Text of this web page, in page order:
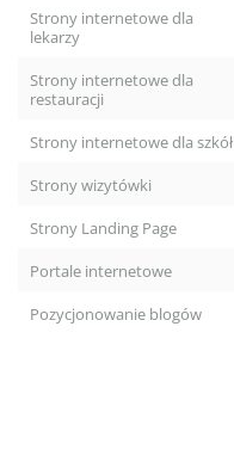
Strony internetowe dla
lekarzy
Strony internetowe dla
restauracji
Strony internetowe dla szkół
Strony wizytówki
Strony Landing Page
Portale internetowe
Pozycjonowanie blogów